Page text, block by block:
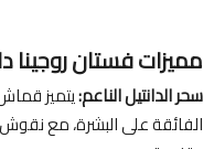
مميزات فستان روجينا
سحر الدانتيل الناعم:يتميز
الفائقة على البشرة، مع